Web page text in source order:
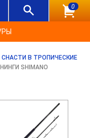
0
СНАСТИ В ТРОПИЧЕСКИЕ
SHIMANO